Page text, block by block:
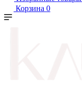
Корзина 0